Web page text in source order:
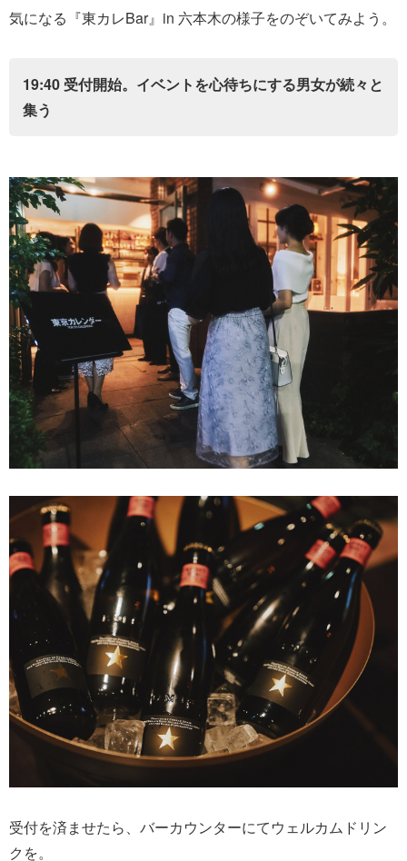
気になる『東カレBar』in 六本木の様子をのぞいてみよう。
19:40 受付開始。イベントを心待ちにする男女が続々と
集う
受付を済ませたら、バーカウンターにてウェルカムドリン
クを。